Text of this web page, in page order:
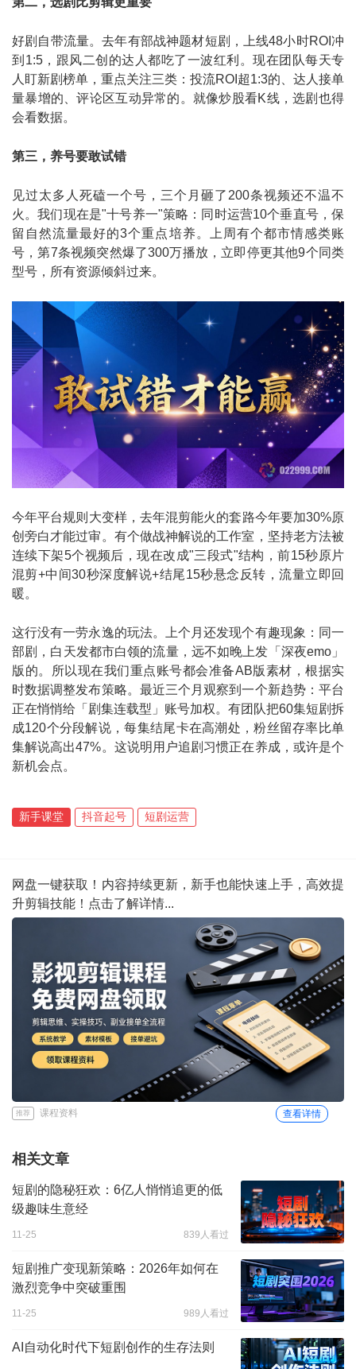
好剧自带流量。去年有部战神题材短剧，上线48小时ROI冲
到1:5，跟风二创的达人都吃了一波红利。现在团队每天专
人盯新剧榜单，重点关注三类：投流ROI超1:3的、达人接单
量暴增的、评论区互动异常的。就像炒股看K线，选剧也得
会看数据。
第三，养号要敢试错
见过太多人死磕一个号，三个月砸了200条视频还不温不
火。我们现在是"十号养一"策略：同时运营10个垂直号，保
留自然流量最好的3个重点培养。上周有个都市情感类账
号，第7条视频突然爆了300万播放，立即停更其他9个同类
型号，所有资源倾斜过来。
今年平台规则大变样，去年混剪能火的套路今年要加30%原
创旁白才能过审。有个做战神解说的工作室，坚持老方法被
连续下架5个视频后，现在改成"三段式"结构，前15秒原片
混剪+中间30秒深度解说+结尾15秒悬念反转，流量立即回
暖。
这行没有一劳永逸的玩法。上个月还发现个有趣现象：同一
部剧，白天发都市白领的流量，远不如晚上发「深夜emo」
版的。所以现在我们重点账号都会准备AB版素材，根据实
时数据调整发布策略。最近三个月观察到一个新趋势：平台
正在悄悄给「剧集连载型」账号加权。有团队把60集短剧拆
成120个分段解说，每集结尾卡在高潮处，粉丝留存率比单
集解说高出47%。这说明用户追剧习惯正在养成，或许是个
新机会点。
新手课堂 抖音起号 短剧运营
网盘一键获取！内容持续更新，新手也能快速上手，高效提
升剪辑技能！点击了解详情...
推荐 课程资料 查看详情
相关文章
短剧的隐秘狂欢：6亿人悄悄追更的低
级趣味生意经
11-25 839人看过
短剧推广变现新策略：2026年如何在
激烈竞争中突破重围
11-25 989人看过
AI自动化时代下短剧创作的生存法则